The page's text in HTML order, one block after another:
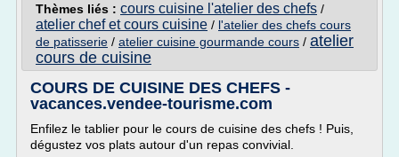
Thèmes liés : cours cuisine l'atelier des chefs /
atelier chef et cours cuisine / l'atelier des chefs cours
de patisserie / atelier cuisine gourmande cours / atelier
cours de cuisine
COURS DE CUISINE DES CHEFS -
vacances.vendee-tourisme.com
Enfilez le tablier pour le cours de cuisine des chefs ! Puis,
dégustez vos plats autour d'un repas convivial.